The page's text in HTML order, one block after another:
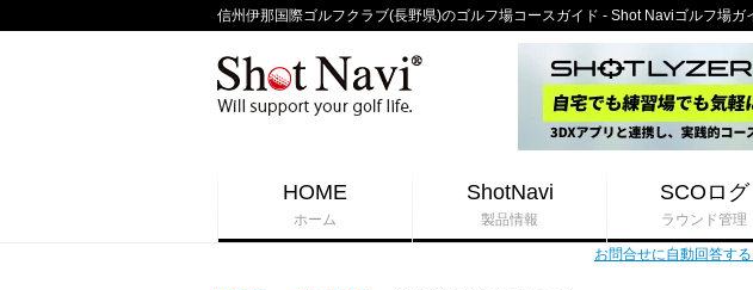
信州伊那国際ゴルフクラブ(長野県)のゴルフ場コースガイド - Shot Naviゴルフ場ガ
HOME
ホーム
ShotNavi
製品情報
SCOログ
ラウンド管理
お問合せに自動回答す